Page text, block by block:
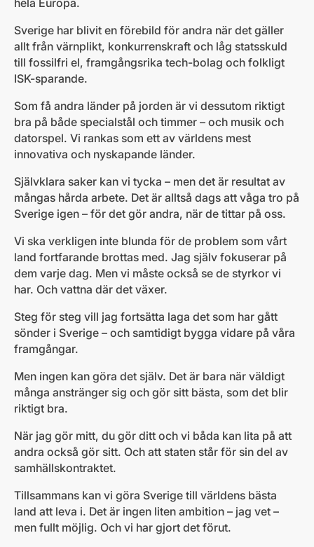
hela Europa.
Sverige har blivit en förebild för andra när det gäller
allt från värnplikt, konkurrenskraft och låg statsskuld
till fossilfri el, framgångsrika tech-bolag och folkligt
ISK-sparande.
Som få andra länder på jorden är vi dessutom riktigt
bra på både specialstål och timmer – och musik och
datorspel. Vi rankas som ett av världens mest
innovativa och nyskapande länder.
Självklara saker kan vi tycka – men det är resultat av
mångas hårda arbete. Det är alltså dags att våga tro på
Sverige igen – för det gör andra, när de tittar på oss.
Vi ska verkligen inte blunda för de problem som vårt
land fortfarande brottas med. Jag själv fokuserar på
dem varje dag. Men vi måste också se de styrkor vi
har. Och vattna där det växer.
Steg för steg vill jag fortsätta laga det som har gått
sönder i Sverige – och samtidigt bygga vidare på våra
framgångar.
Men ingen kan göra det själv. Det är bara när väldigt
många anstränger sig och gör sitt bästa, som det blir
riktigt bra.
När jag gör mitt, du gör ditt och vi båda kan lita på att
andra också gör sitt. Och att staten står för sin del av
samhällskontraktet.
Tillsammans kan vi göra Sverige till världens bästa
land att leva i. Det är ingen liten ambition – jag vet –
men fullt möjlig. Och vi har gjort det förut.